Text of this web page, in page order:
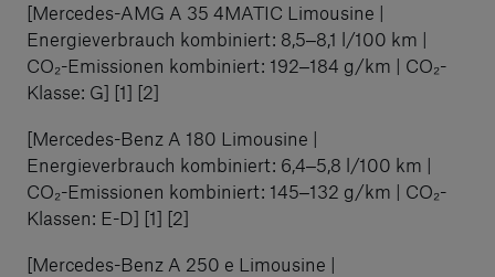
[Mercedes-AMG A 35 4MATIC Limousine |
Energieverbrauch kombiniert: 8,5‒8,1 l/100 km |
CO₂-Emissionen kombiniert: 192‒184 g/km | CO₂-
Klasse: G] [1] [2]
[Mercedes-Benz A 180 Limousine |
Energieverbrauch kombiniert: 6,4‒5,8 l/100 km |
CO₂-Emissionen kombiniert: 145‒132 g/km | CO₂-
Klassen: E-D] [1] [2]
[Mercedes-Benz A 250 e Limousine |